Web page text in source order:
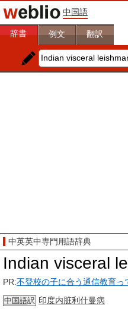
中国語
辞書 例文 翻訳
中英英中専門用語辞典
Indian visceral
PR:不登校の子に合う通信教育っ
中国語訳 印度内脏利什曼病